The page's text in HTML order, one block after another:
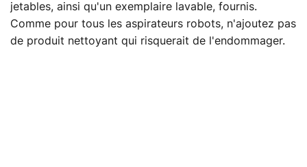
jetables, ainsi qu'un exemplaire lavable, fournis.
Comme pour tous les aspirateurs robots, n'ajoutez pas
de produit nettoyant qui risquerait de l'endommager.